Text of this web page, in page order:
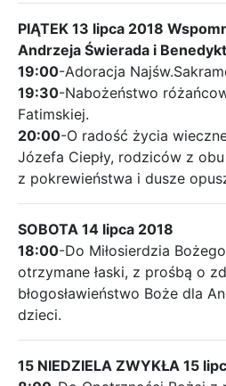
PIĄTEK 13 lipca 2018
Andrzeja Świerada i
19:00-Adoracja
19:30-Nabożeństwo
Fatimskiej.
20:00-O radość życia
Józefa Ciepły, rodziców z
z pokrewieństwa i dusze
SOBOTA 14 lipca 2018
18:00-Do Miłosierdzia
otrzymane łaski, z prośbą o
błogosławieństwo Boże dla
dzieci.
15 NIEDZIELA ZWYKŁA 15